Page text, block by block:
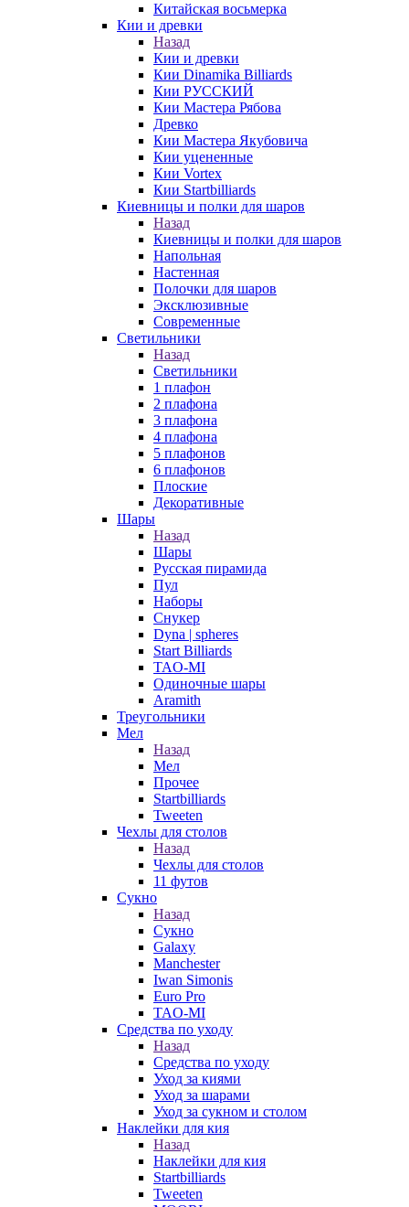
Китайская восьмерка
Кии и древки
Назад
Кии и древки
Кии Dinamika Billiards
Кии РУССКИЙ
Кии Мастера Рябова
Древко
Кии Мастера Якубовича
Кии уцененные
Кии Vortex
Кии Startbilliards
Киевницы и полки для шаров
Назад
Киевницы и полки для шаров
Напольная
Настенная
Полочки для шаров
Эксклюзивные
Современные
Светильники
Назад
Светильники
1 плафон
2 плафона
3 плафона
4 плафона
5 плафонов
6 плафонов
Плоские
Декоративные
Шары
Назад
Шары
Русская пирамида
Пул
Наборы
Снукер
Dyna | spheres
Start Billiards
TAO-MI
Одиночные шары
Aramith
Треугольники
Мел
Назад
Мел
Прочее
Startbilliards
Tweeten
Чехлы для столов
Назад
Чехлы для столов
11 футов
Сукно
Назад
Сукно
Galaxy
Manchester
Iwan Simonis
Euro Pro
TAO-MI
Средства по уходу
Назад
Средства по уходу
Уход за киями
Уход за шарами
Уход за сукном и столом
Наклейки для кия
Назад
Наклейки для кия
Startbilliards
Tweeten